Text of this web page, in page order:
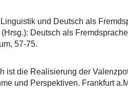
und Deutsch als
Deutsch als
57-75.
ist die Realisierung der
und Perspektiven. Frankfurt